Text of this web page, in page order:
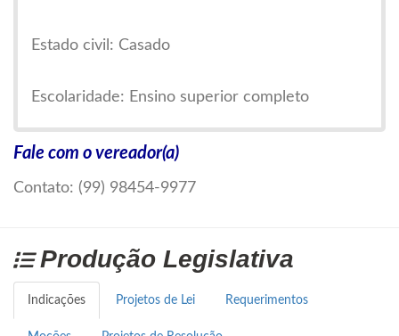
Estado civil: Casado
Escolaridade: Ensino superior completo
Partido: Partido Social Democrático (PSD)
Gleison Rodrigues é um político maranhense
onde nasceu e construiu sua trajetória pessoal e
pública. Filho de José Alves da Silva e Militina
Rodrigues da Silva, Gleison desde cedo
Fale com o vereador(a)
Contato: (99) 98454-9977
Produção Legislativa
Indicações Projetos de Lei Requerimentos